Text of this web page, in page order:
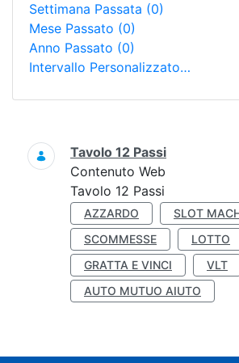
Settimana Passata (0)
Mese Passato (0)
Anno Passato (0)
Intervallo Personalizzato…
Ricerca
Tavolo 12 Passi
Contenuto Web
Tavolo 12 Passi
AZZARDO
SLOT
SCOMMESSE
LOTTO
GRATTA E VINCI
VLT
AUTO MUTUO AIUTO